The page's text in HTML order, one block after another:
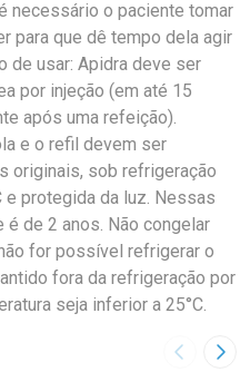
necessário o paciente tomar
para que dê tempo dela agir
de usar: Apidra deve ser
por injeção (em até 15
após uma refeição).
e o refil devem ser
originais, sob refrigeração
e protegida da luz. Nessas
de 2 anos. Não congelar
for possível refrigerar o
fora da refrigeração por
seja inferior a 25°C.
Imagem